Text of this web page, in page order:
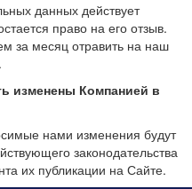
данных действует
право на его отзыв.
за месяц отравить на наш
изменены Компанией в
нами изменения будут
законодательства
их публикации на Сайте.